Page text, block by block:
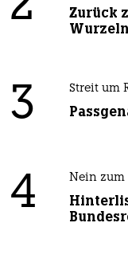
Zurück
Wurzeln
3 Streit um
4 Nein